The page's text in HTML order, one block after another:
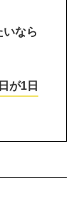
なら
が1日